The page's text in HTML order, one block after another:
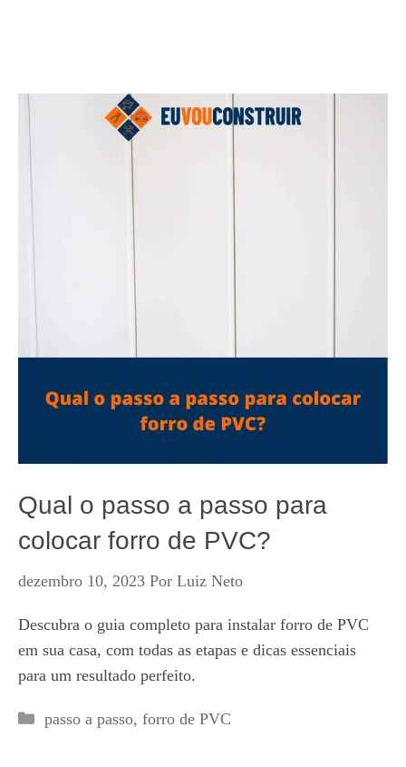
Qual o passo a passo para
colocar forro de PVC?
dezembro 10, 2023 Por Luiz Neto
Descubra o guia completo para instalar forro de PVC
em sua casa, com todas as etapas e dicas essenciais
para um resultado perfeito.
Categorias
passo a passo, forro de PVC